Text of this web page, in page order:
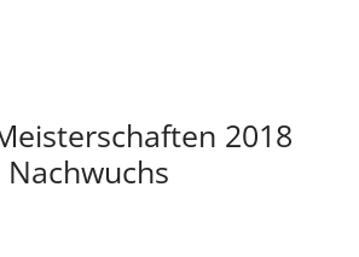
2018
Nachwuchs